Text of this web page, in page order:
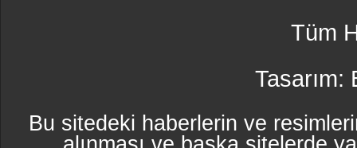
Tüm
Tasarım:
Bu sitedeki haberlerin ve